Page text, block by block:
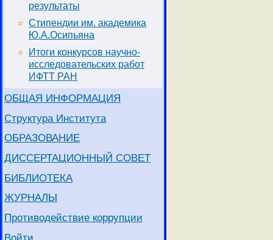
результаты
Стипендии им. академика
Ю.А.Осипьяна
Итоги конкурсов научно-
исследовательских работ
ИФТТ РАН
ОБЩАЯ ИНФОРМАЦИЯ
Структура Института
ОБРАЗОВАНИЕ
ДИССЕРТАЦИОННЫЙ СОВЕТ
БИБЛИОТЕКА
ЖУРНАЛЫ
Противодействие коррупции
Войти